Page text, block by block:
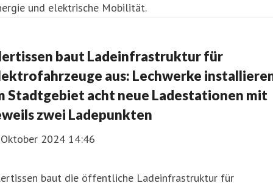
und elektrische Mobilität.
baut Ladeinfrastruktur für
aus: Lechwerke
Stadtgebiet acht neue Ladestationen mit
zwei Ladepunkten
2024 14:46
baut die öffentliche Ladeinfrastruktur für